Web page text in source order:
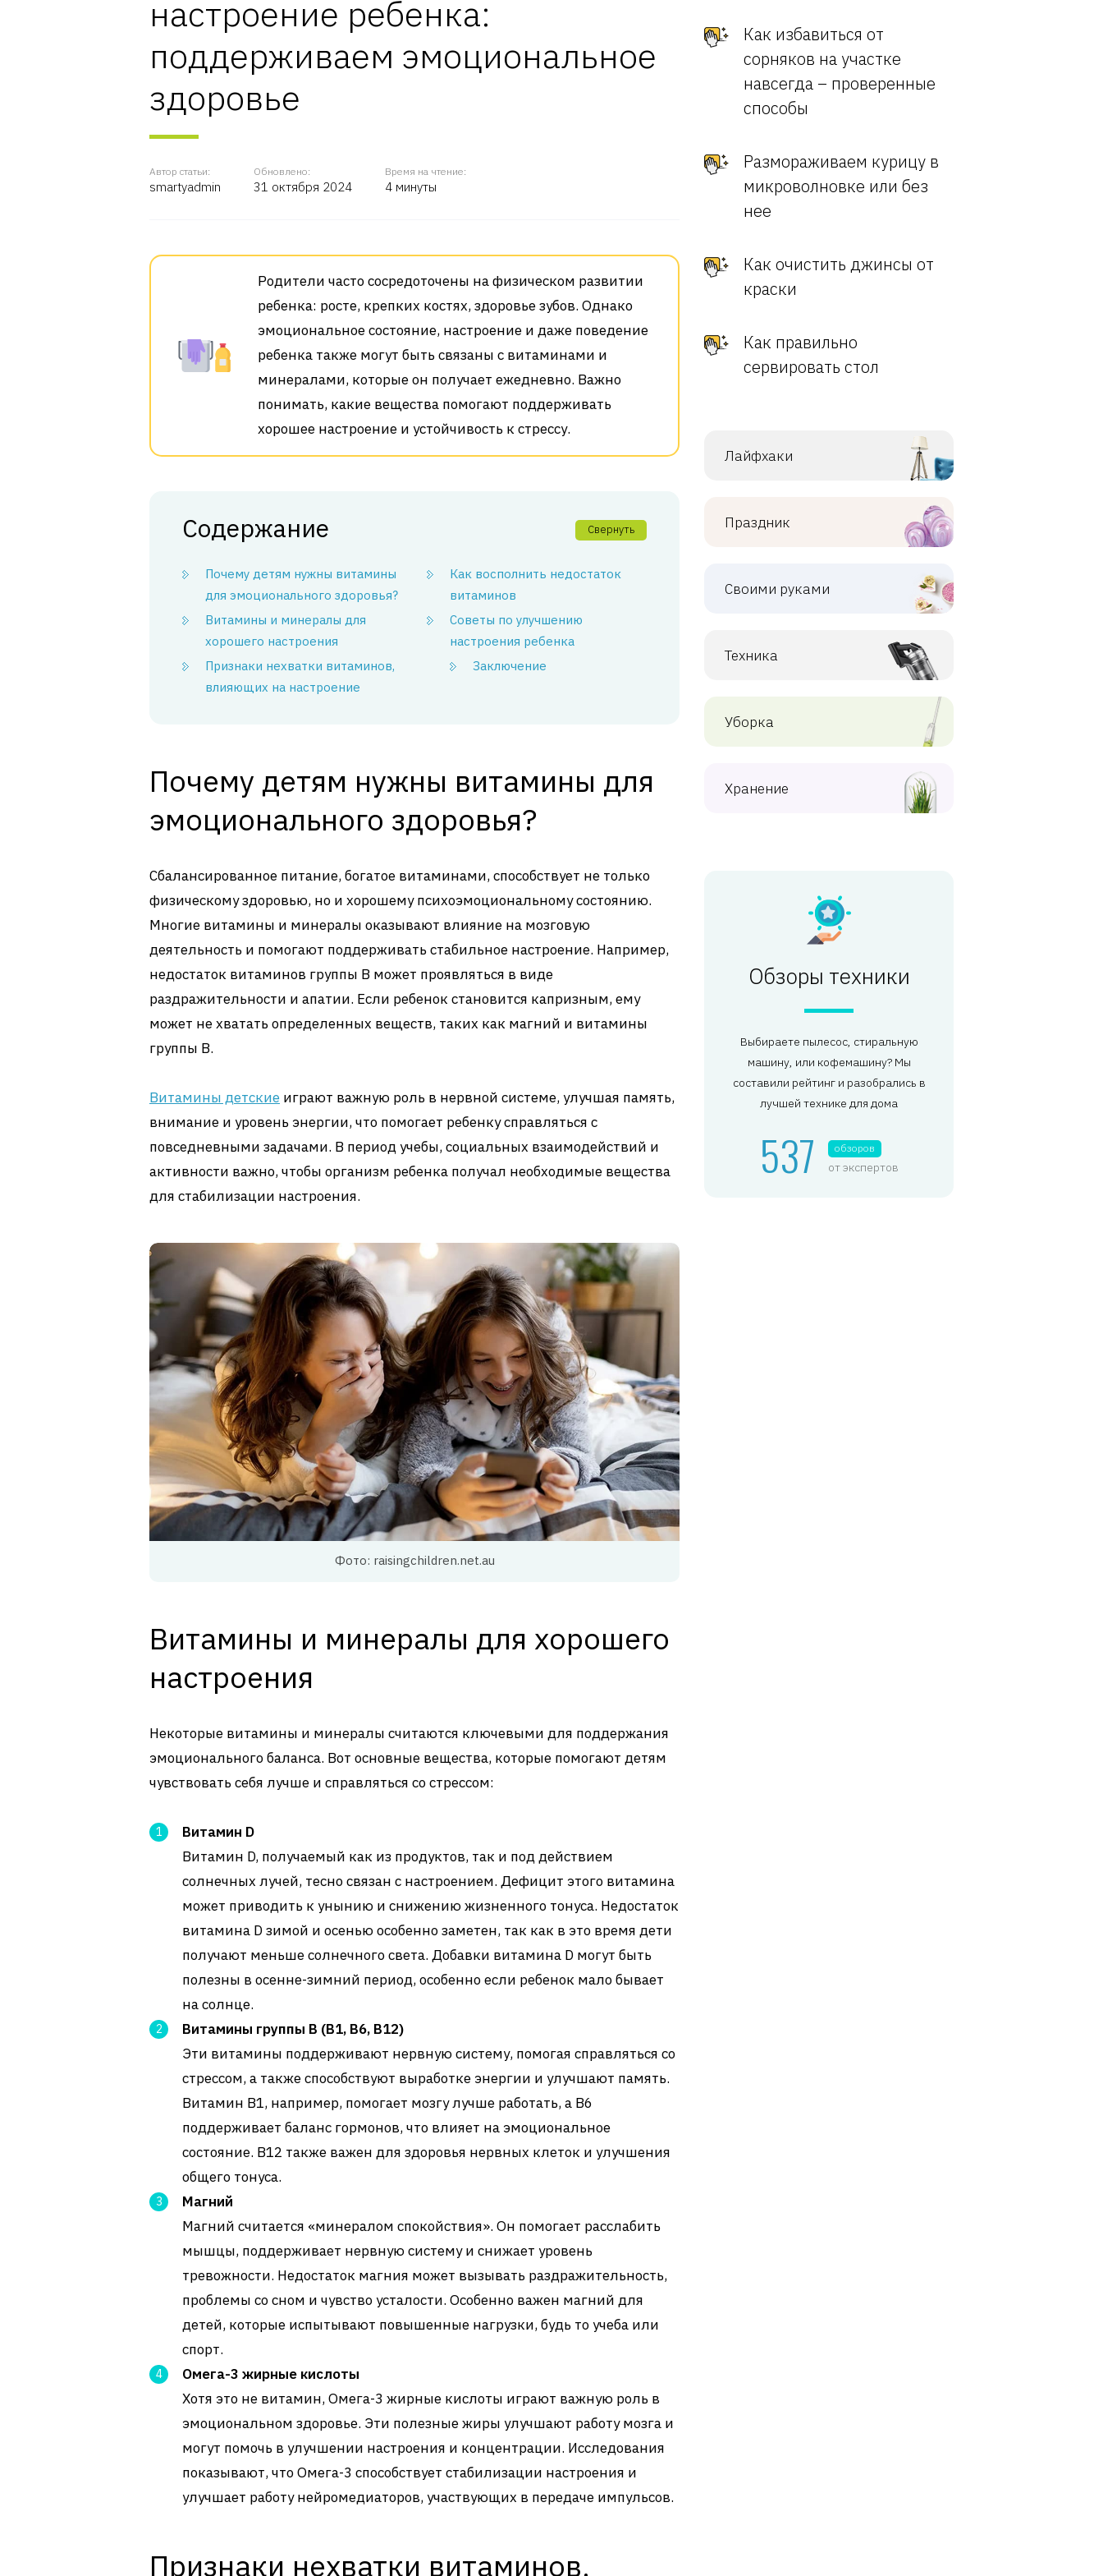
настроение ребенка:
поддерживаем эмоциональное
здоровье
Автор статьи:
smartyadmin
Обновлено:
31 октября 2024
Время на чтение:
4 минуты
Родители часто сосредоточены на физическом развитии
ребенка: росте, крепких костях, здоровье зубов. Однако
эмоциональное состояние, настроение и даже поведение
ребенка также могут быть связаны с витаминами и
минералами, которые он получает ежедневно. Важно
понимать, какие вещества помогают поддерживать
хорошее настроение и устойчивость к стрессу.
Содержание Свернуть
Почему детям нужны витамины
для эмоционального здоровья?
Витамины и минералы для
хорошего настроения
Признаки нехватки витаминов,
влияющих на настроение
Как восполнить недостаток
витаминов
Советы по улучшению
настроения ребенка
Заключение
Почему детям нужны витамины для
эмоционального здоровья?
Сбалансированное питание, богатое витаминами, способствует не только
физическому здоровью, но и хорошему психоэмоциональному состоянию.
Многие витамины и минералы оказывают влияние на мозговую
деятельность и помогают поддерживать стабильное настроение. Например,
недостаток витаминов группы B может проявляться в виде
раздражительности и апатии. Если ребенок становится капризным, ему
может не хватать определенных веществ, таких как магний и витамины
группы B.
Витамины детские играют важную роль в нервной системе, улучшая память,
внимание и уровень энергии, что помогает ребенку справляться с
повседневными задачами. В период учебы, социальных взаимодействий и
активности важно, чтобы организм ребенка получал необходимые вещества
для стабилизации настроения.
Фото: raisingchildren.net.au
Витамины и минералы для хорошего
настроения
Некоторые витамины и минералы считаются ключевыми для поддержания
эмоционального баланса. Вот основные вещества, которые помогают детям
чувствовать себя лучше и справляться со стрессом:
Витамин D
Витамин D, получаемый как из продуктов, так и под действием
солнечных лучей, тесно связан с настроением. Дефицит этого витамина
может приводить к унынию и снижению жизненного тонуса. Недостаток
витамина D зимой и осенью особенно заметен, так как в это время дети
получают меньше солнечного света. Добавки витамина D могут быть
полезны в осенне-зимний период, особенно если ребенок мало бывает
на солнце.
Витамины группы B (B1, B6, B12)
Эти витамины поддерживают нервную систему, помогая справляться со
стрессом, а также способствуют выработке энергии и улучшают память.
Витамин B1, например, помогает мозгу лучше работать, а B6
поддерживает баланс гормонов, что влияет на эмоциональное
состояние. B12 также важен для здоровья нервных клеток и улучшения
общего тонуса.
Магний
Магний считается «минералом спокойствия». Он помогает расслабить
мышцы, поддерживает нервную систему и снижает уровень
тревожности. Недостаток магния может вызывать раздражительность,
проблемы со сном и чувство усталости. Особенно важен магний для
детей, которые испытывают повышенные нагрузки, будь то учеба или
спорт.
Омега-3 жирные кислоты
Хотя это не витамин, Омега-3 жирные кислоты играют важную роль в
эмоциональном здоровье. Эти полезные жиры улучшают работу мозга и
могут помочь в улучшении настроения и концентрации. Исследования
показывают, что Омега-3 способствует стабилизации настроения и
улучшает работу нейромедиаторов, участвующих в передаче импульсов.
Признаки нехватки витаминов,
Как избавиться от
сорняков на участке
навсегда – проверенные
способы
Размораживаем курицу в
микроволновке или без
нее
Как очистить джинсы от
краски
Как правильно
сервировать стол
Лайфхаки
Праздник
Своими руками
Техника
Уборка
Хранение
Обзоры техники
Выбираете пылесос, стиральную
машину, или кофемашину? Мы
составили рейтинг и разобрались в
лучшей технике для дома
537 обзоров
от экспертов